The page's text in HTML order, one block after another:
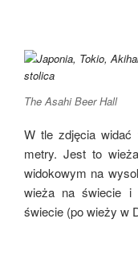
The Asahi Beer Hall
W tle zdjęcia widać
metry. Jest to
widokowym na
wieża na świecie i
świecie (po wieży w